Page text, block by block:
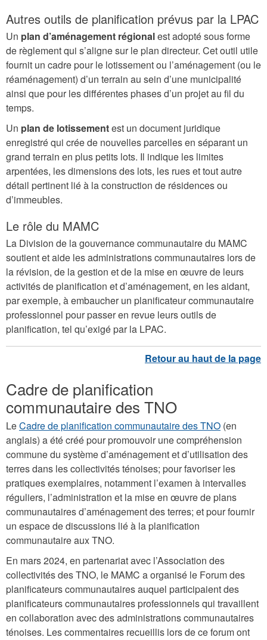
Autres outils de planification prévus par la LPAC
Un plan d’aménagement régionalest adopté sous forme
de règlement qui s’aligne sur le plan directeur. Cet outil utile
fournit un cadre pour le lotissement ou l’aménagement (ou le
réaménagement) d’un terrain au sein d’une municipalité
ainsi que pour les différentes phases d’un projet au fil du
temps.
Un plan de lotissementest un document juridique
enregistré qui crée de nouvelles parcelles en séparant un
grand terrain en plus petits lots. Il indique les limites
arpentées, les dimensions des lots, les rues et tout autre
détail pertinent lié à la construction de résidences ou
d’immeubles.
Le rôle du MAMC
La Division de la gouvernance communautaire du MAMC
soutient et aide les administrations communautaires lors de
la révision, de la gestion et de la mise en œuvre de leurs
activités de planification et d’aménagement, en les aidant,
par exemple, à embaucher un planificateur communautaire
professionnel pour passer en revue leurs outils de
planification, tel qu’exigé par la LPAC.
Cadre de planification
communautaire des TNO
LeCadre de planification communautaire des TNO (en
anglais) a été créé pour promouvoir une compréhension
commune du système d’aménagement et d’utilisation des
terres dans les collectivités ténoises; pour favoriser les
pratiques exemplaires, notamment l’examen à intervalles
réguliers, l’administration et la mise en œuvre de plans
communautaires d’aménagement des terres; et pour fournir
un espace de discussions lié à la planification
communautaire aux TNO.
En mars 2024, en partenariat avec l’Association des
collectivités des TNO, le MAMC a organisé le Forum des
planificateurs communautaires auquel participaient des
planificateurs communautaires professionnels qui travaillent
en collaboration avec des administrations communautaires
ténoises. Les commentaires recueillis lors de ce forum ont